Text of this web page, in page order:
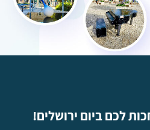
לכם ביום ירושלים!